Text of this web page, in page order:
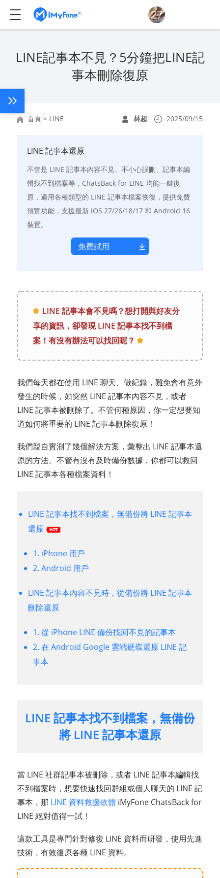
LINE記事本不見？5分鐘把LINE記
事本刪除復原
首頁 > LINE 林超 2025/09/15
LINE 記事本還原
不管是 LINE 記事本內容不見、不小心誤刪、記事本編
輯找不到檔案等，ChatsBack for LINE 均能一鍵復
原，適用各種類型的 LINE 記事本檔案恢復，提供免費
預覽功能，支援最新 iOS 27/26/18/17 和 Android 16
裝置。
免費試用
LINE 記事本會不見嗎？想打開與好友分
享的資訊，卻發現 LINE 記事本找不到檔
案！有沒有辦法可以找回呢？
我們每天都在使用 LINE 聊天、做紀錄，難免會有意外
發生的時候，如突然 LINE 記事本內容不見，或者
LINE 記事本被刪除了。不管何種原因，你一定想要知
道如何將重要的 LINE 記事本刪除復原！
我們親自實測了幾個解決方案，彙整出 LINE 記事本還
原的方法。不管有沒有及時備份數據，你都可以救回
LINE 記事本各種檔案資料！
LINE 記事本找不到檔案，無備份將 LINE 記事本
還原
1. iPhone 用戶
2. Android 用戶
LINE 記事本內容不見時，從備份將 LINE 記事本
刪除還原
1. 從 iPhone LINE 備份找回不見的記事本
2. 在 Android Google 雲端硬碟還原 LINE 記
事本
LINE 記事本找不到檔案，無備份
將 LINE 記事本還原
當 LINE 社群記事本被刪除，或者 LINE 記事本編輯找
不到檔案時，想要快速找回群組或個人聊天的 LINE 記
事本，那 LINE 資料救援軟體 iMyFone ChatsBack for
LINE 絕對值得一試！
這款工具是專門針對修復 LINE 資料而研發，使用先進
技術，有效復原各種 LINE 資料。